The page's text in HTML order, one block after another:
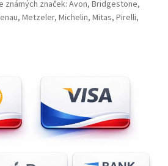
známých značek: Avon, Bridgestone,
Metzeler, Michelin, Mitas, Pirelli,